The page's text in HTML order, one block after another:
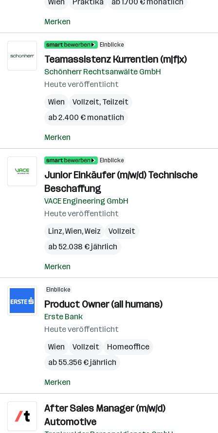
Merken
Einblicke
Teamassistenz Kurrentien (m|f|x)
Schönherr Rechtsanwälte GmbH
Heute veröffentlicht
Wien
Vollzeit, Teilzeit
ab 2.400 € monatlich
Merken
Einblicke
Junior Einkäufer (m/w/d) Technische
Beschaffung
VACE Engineering GmbH
Heute veröffentlicht
Linz,Wien,Weiz
Vollzeit
ab 52.038 € jährlich
Merken
Einblicke
Product Owner (all humans)
Erste Bank
Heute veröffentlicht
Wien
Vollzeit
Homeoffice
ab 55.356 € jährlich
Merken
After Sales Manager (m/w/d)
Automotive